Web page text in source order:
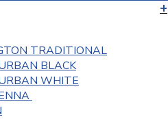
TRADITIONAL
BLACK
WHITE